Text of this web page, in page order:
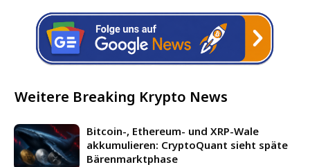
Weitere Breaking Krypto News
Bitcoin-, Ethereum- und XRP-Wale
akkumulieren: CryptoQuant sieht späte
Bärenmarktphase